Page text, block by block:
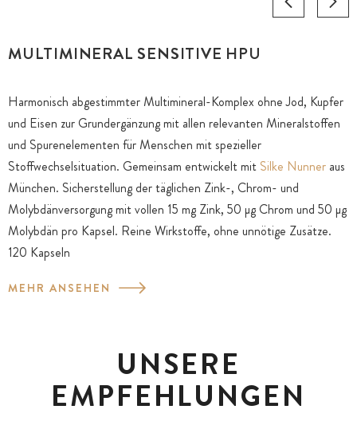
MULTIMINERAL SENSITIVE HPU
Harmonisch abgestimmter Multimineral-Komplex ohne Jod, Kupfer
und Eisen zur Grundergänzung mit allen relevanten Mineralstoffen
und Spurenelementen für Menschen mit spezieller
Stoffwechselsituation. Gemeinsam entwickelt mit Silke Nunner aus
München. Sicherstellung der täglichen Zink-, Chrom- und
Molybdänversorgung mit vollen 15 mg Zink, 50 μg Chrom und 50 μg
Molybdän pro Kapsel. Reine Wirkstoffe, ohne unnötige Zusätze.
120 Kapseln
MEHR ANSEHEN
UNSERE
EMPFEHLUNGEN